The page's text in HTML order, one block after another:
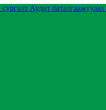
Аудит баталгаажуулах